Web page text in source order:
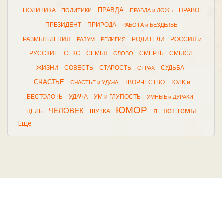
ПОЛИТИКА ПОЛИТИКИ ПРАВДА ПРАВДА и ЛОЖЬ ПРАВО
ПРЕЗИДЕНТ ПРИРОДА РАБОТА и БЕЗДЕЛЬЕ
РАЗМЫШЛЕНИЯ РАЗУМ РЕЛИГИЯ РОДИТЕЛИ РОССИЯ и
РУССКИЕ СЕКС СЕМЬЯ СЛОВО СМЕРТЬ СМЫСЛ
ЖИЗНИ СОВЕСТЬ СТАРОСТЬ СТРАХ СУДЬБА
СЧАСТЬЕ СЧАСТЬЕ и УДАЧА ТВОРЧЕСТВО ТОЛК и
БЕСТОЛОЧЬ УДАЧА УМ и ГЛУПОСТЬ УМНЫЕ и ДУРАКИ
ЦЕЛЬ ЧЕЛОВЕК ШУТКА ЮМОР Я нет темы
Еще